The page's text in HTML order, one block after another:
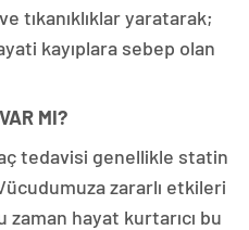
tıkanıklıklar yaratarak;
kayıplara sebep olan
MI?
tedavisi genellikle statin
zararlı etkileri
hayat kurtarıcı bu